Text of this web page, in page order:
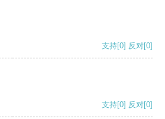
支持[0] 反对[0]
支持[0] 反对[0]